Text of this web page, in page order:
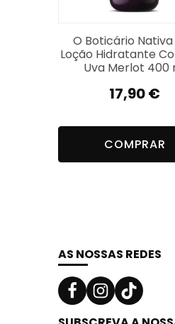
O Boticário Nativa
Loção Hidratante
Uva Merlot 400
17,90€
COMPRAR
AS NOSSAS REDES